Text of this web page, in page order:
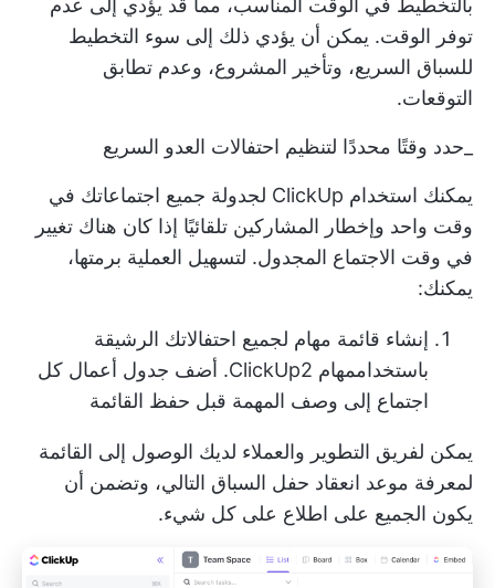
توفر الوقت. يمكن أن يؤدي ذلك إلى سوء التخطيط
للسباق السريع، وتأخير المشروع، وعدم تطابق
التوقعات.
_حدد وقتًا محددًا لتنظيم احتفالات العدو السريع
يمكنك استخدام ClickUp لجدولة جميع اجتماعاتك في
وقت واحد وإخطار المشاركين تلقائيًا إذا كان هناك تغيير
في وقت الاجتماع المجدول. لتسهيل العملية برمتها،
يمكنك:
إنشاء قائمة مهام لجميع احتفالاتك الرشيقة
باستخداممهام ClickUp
2. أضف جدول أعمال كل
اجتماع إلى وصف المهمة قبل حفظ القائمة
يمكن لفريق التطوير والعملاء لديك الوصول إلى القائمة
لمعرفة موعد انعقاد حفل السباق التالي، وتضمن أن
يكون الجميع على اطلاع على كل شيء.